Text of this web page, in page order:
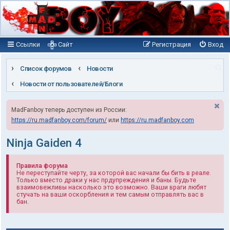
Ссылки Вход
Регистрация
Сайт
Список форумов
Новости
Новости от пользователей/Блоги
MadFanboy теперь доступен из России:
https://ru.madfanboy.com/forum/ или https://ru.madfanboy.com
Ninja Gaiden 4
Правила форума
Не переступайте черту, за которой вас начали бы бить в реале.
Только вместо драки у нас прдупреждения и баны. Будьте
взаимовежливы насколько это возможно. Ваши враги любят
стучать на ваши оскорбления и тем самым отправлять вас в
бан.